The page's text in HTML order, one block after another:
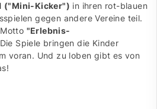
("Mini-Kicker") in ihren rot-blauen
gegen andere Vereine teil.
"Erlebnis-
Spiele bringen die Kinder
voran. Und zu loben gibt es von